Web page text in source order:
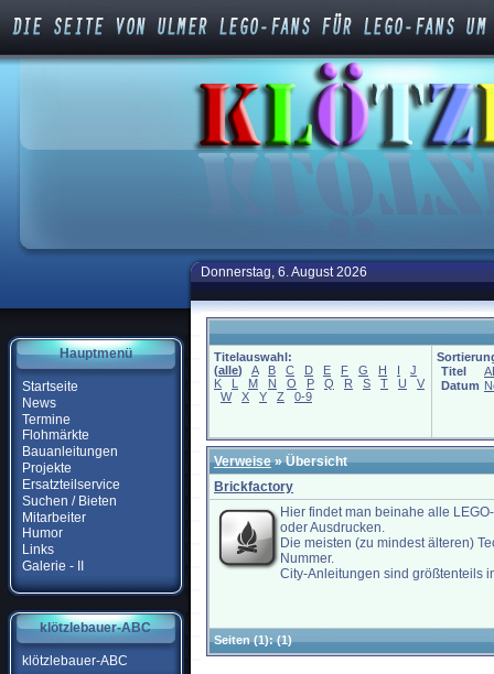
Hauptmenü
Startseite
News
Termine
Flohmärkte
Bauanleitungen
Projekte
Ersatzteilservice
Suchen / Bieten
Mitarbeiter
Humor
Links
Galerie - II
klötzlebauer-ABC
klötzlebauer-ABC
Donnerstag, 6. August 2026
Titelauswahl:
(alle) A B C D E F G H I
J
K
L M N O P Q R S T U
V
W
X Y Z 0-9
Titel
Datum
Verweise» Übersicht
Brickfactory
Hier findet man beinahe alle
oder Ausdrucken.
Die meisten (zu mindest älteren)
Nummer.
City-Anleitungen sind größtenteils
Seiten(1):(1)